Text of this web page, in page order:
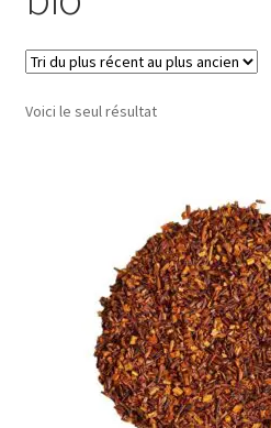
Detox
Sport
Voici le seul résultat